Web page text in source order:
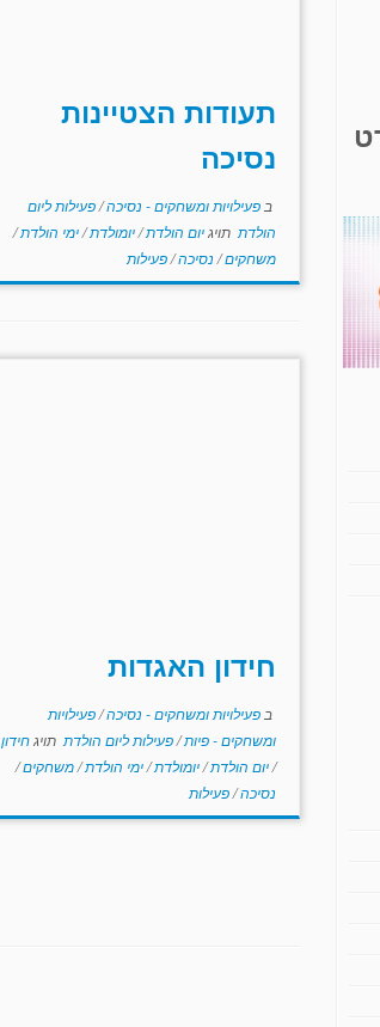
תעודות הצטיינות
נסיכה
בפעילויות ומשחקים - נסיכה/פעילות ליום
הולדת תויגיום הולדת/יומולדת/ימי הולדת/
משחקים/ נסיכה/פעילות
חידון האגדות
בפעילויות ומשחקים - נסיכה/פעילויות
ומשחקים - פיות/פעילות ליום הולדת תויגחידון
/יום הולדת/יומולדת/ימי הולדת/משחקים/
נסיכה/פעילות